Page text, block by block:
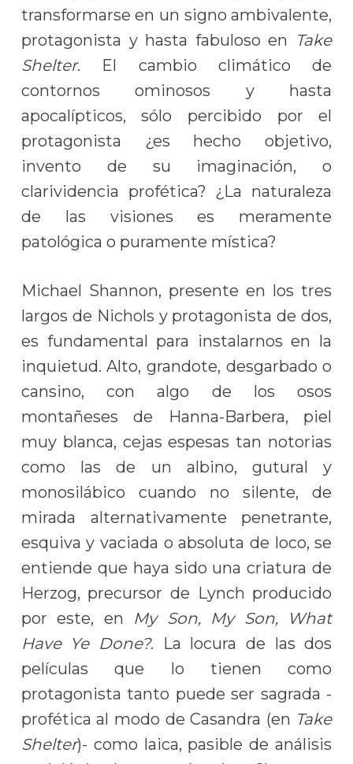
transformarse en un signo ambivalente,
protagonista y hasta fabuloso en Take
Shelter. El cambio climático de
contornos ominosos y hasta
apocalípticos, sólo percibido por el
protagonista ¿es hecho objetivo,
invento de su imaginación, o
clarividencia profética? ¿La naturaleza
de las visiones es meramente
patológica o puramente mística?
Michael Shannon, presente en los tres
largos de Nichols y protagonista de dos,
es fundamental para instalarnos en la
inquietud. Alto, grandote, desgarbado o
cansino, con algo de los osos
montañeses de Hanna-Barbera, piel
muy blanca, cejas espesas tan notorias
como las de un albino, gutural y
monosilábico cuando no silente, de
mirada alternativamente penetrante,
esquiva y vaciada o absoluta de loco, se
entiende que haya sido una criatura de
Herzog, precursor de Lynch producido
por este, en My Son, My Son, What
Have Ye Done?. La locura de las dos
películas que lo tienen como
protagonista tanto puede ser sagrada -
profética al modo de Casandra (en Take
Shelter)- como laica, pasible de análisis